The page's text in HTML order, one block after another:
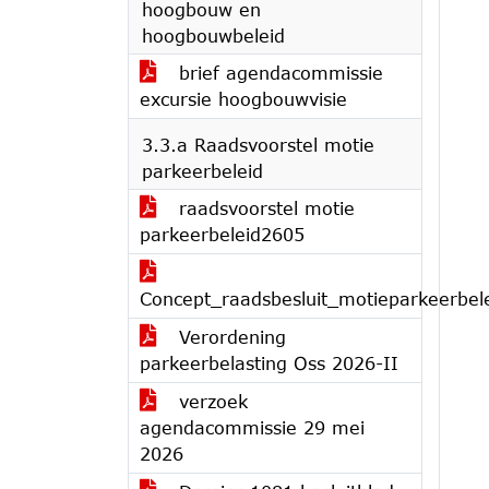
hoogbouw en
hoogbouwbeleid
brief agendacommissie
excursie hoogbouwvisie
3.3.a Raadsvoorstel motie
parkeerbeleid
raadsvoorstel motie
parkeerbeleid2605
Verordening
parkeerbelasting Oss 2026-II
verzoek
agendacommissie 29 mei
2026